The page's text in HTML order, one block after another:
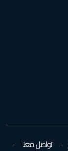
تواصل معنا